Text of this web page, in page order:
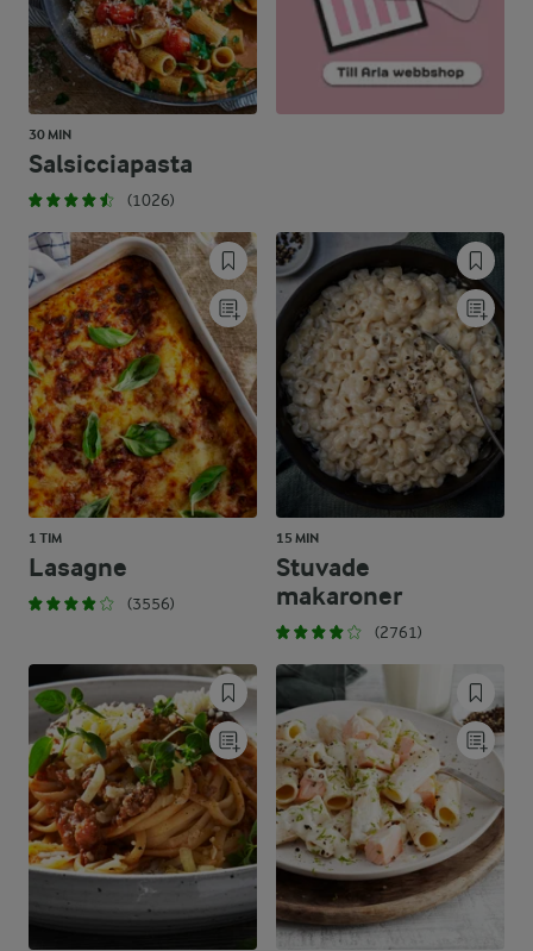
30 MIN
Salsicciapasta
(1026)
1 TIM
Lasagne
(3556)
15 MIN
Stuvade
makaroner
(2761)